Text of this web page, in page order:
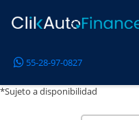
55-28-97-0827
*Sujeto a disponibilidad